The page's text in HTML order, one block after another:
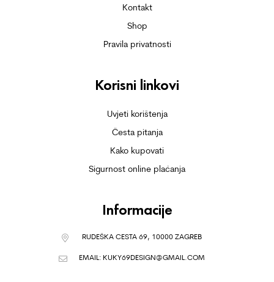
Kontakt
Shop
Pravila privatnosti
Korisni linkovi
Uvjeti korištenja
Česta pitanja
Kako kupovati
Sigurnost online plaćanja
Informacije
RUDEŠKA CESTA 69, 10000 ZAGREB
EMAIL: KUKY69DESIGN@GMAIL.COM